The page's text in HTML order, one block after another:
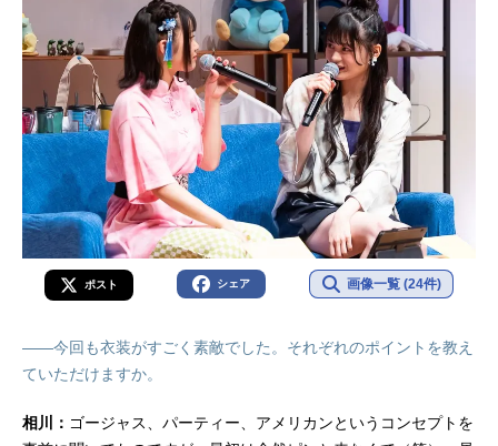
ポスト シェア 画像一覧 (24件)
――今回も衣装がすごく素敵でした。それぞれのポイントを教え
ていただけますか。
相川： ゴージャス、パーティー、アメリカンというコンセプトを